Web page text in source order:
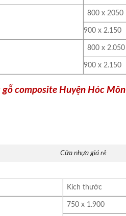
800 x 2050
900 x 2.150
800 x 2.050
900 x 2.150
composite Huyện Hóc Môn
Cửa nhựa giá rẻ
Kích thước
750 x 1.900